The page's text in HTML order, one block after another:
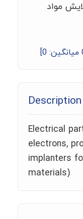
مواد
میانگین: 0
]
Electrical
electrons,
implanters
materials)